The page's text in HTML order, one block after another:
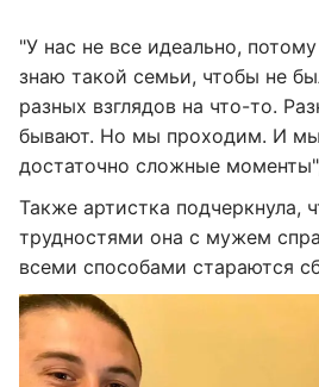
"У нас не все идеально,
знаю такой семьи, чтобы не
разных взглядов на что-то.
бывают. Но мы проходим. И
достаточно сложные
Также артистка подчеркнула,
трудностями она с мужем
всеми способами стараются